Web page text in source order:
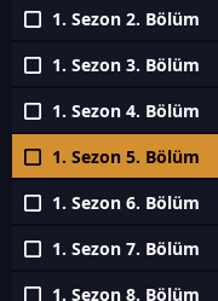
1. Sezon 2. Bölüm
1. Sezon 3. Bölüm
1. Sezon 4. Bölüm
1. Sezon 5. Bölüm
1. Sezon 6. Bölüm
1. Sezon 7. Bölüm
1. Sezon 8. Bölüm